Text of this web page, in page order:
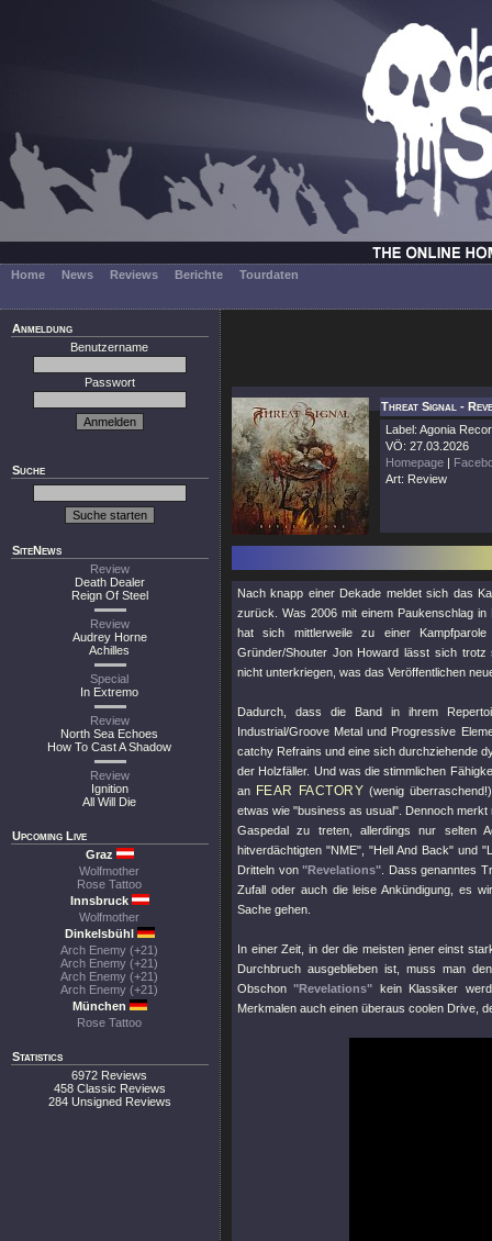
Home News Reviews Berichte Tourdaten
Anmeldung
Benutzername
Passwort
Suche
SiteNews
Review
Death Dealer
Reign Of Steel
Review
Audrey Horne
Achilles
Special
In Extremo
Review
North Sea Echoes
How To Cast A Shadow
Review
Ignition
All Will Die
Upcoming Live
Graz
Wolfmother
Rose Tattoo
Innsbruck
Wolfmother
Dinkelsbühl
Arch Enemy (+21)
Arch Enemy (+21)
Arch Enemy (+21)
Arch Enemy (+21)
München
Rose Tattoo
Statistics
6972 Reviews
458 Classic Reviews
284 Unsigned Reviews
Threat Signal -
Label: Agonia
VÖ: 27.03.2026
Homepage |
Art: Review
Nach knapp einer Dekade meldet sich das
zurück. Was 2006 mit einem Paukenschlag
hat sich mittlerweile zu einer
Gründer/Shouter Jon Howard lässt sich
nicht unterkriegen, was das Veröffentlichen
Dadurch, dass die Band in ihrem
Industrial/Groove Metal und Progressive
catchy Refrains und eine sich durchziehende
der Holzfäller. Und was die stimmlichen
an FEAR FACTORY (wenig
etwas wie "business as usual". Dennoch
Gaspedal zu treten, allerdings nur selten
hitverdächtigten "NME", "Hell And Back"und
Dritteln von"Revelations" . Dass genanntes
Zufall oder auch die leise Ankündigung, es
Sache gehen.
In einer Zeit, in der die meisten jener einst
Durchbruch ausgeblieben ist, muss man
Obschon"Revelations" kein Klassiker
Merkmalen auch einen überaus coolen Drive,